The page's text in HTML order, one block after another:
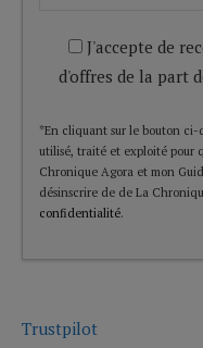
J'accepte de
d'offres de la part
*En cliquant sur le bouton ci-
utilisé, traité et exploité pour
Chronique Agora et mon
désinscrire de de La
confidentialité.
Trustpilot